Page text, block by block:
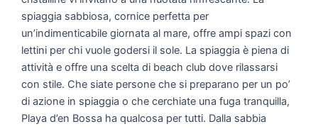
spiaggia sabbiosa, cornice perfetta per
un’indimenticabile giornata al mare, offre ampi spazi con
lettini per chi vuole godersi il sole. La spiaggia è piena di
attività e offre una scelta di beach club dove rilassarsi
con stile. Che siate persone che si preparano per un po’
di azione in spiaggia o che cerchiate una fuga tranquilla,
Playa d’en Bossa ha qualcosa per tutti. Dalla sabbia